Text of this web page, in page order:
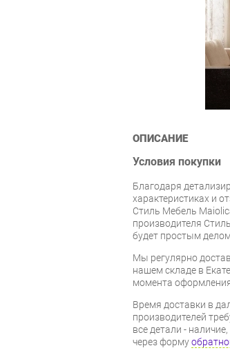
ОПИСАНИЕ
Условия покупки
Благодаря
характеристиках и
Стиль Мебель
производителя
будет простым делом.
Мы регулярно
нашем складе в
момента оформления
Время доставки в
производителей
все детали -
через форму